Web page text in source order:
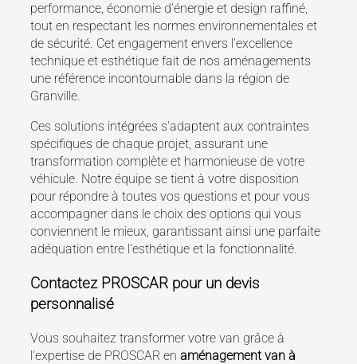
performance, économie d'énergie et design raffiné,
tout en respectant les normes environnementales et
de sécurité. Cet engagement envers l'excellence
technique et esthétique fait de nos aménagements
une référence incontournable dans la région de
Granville.
Ces solutions intégrées s'adaptent aux contraintes
spécifiques de chaque projet, assurant une
transformation complète et harmonieuse de votre
véhicule. Notre équipe se tient à votre disposition
pour répondre à toutes vos questions et pour vous
accompagner dans le choix des options qui vous
conviennent le mieux, garantissant ainsi une parfaite
adéquation entre l'esthétique et la fonctionnalité.
Contactez PROSCAR pour un devis
personnalisé
Vous souhaitez transformer votre van grâce à
l'expertise de PROSCAR enaménagement van à